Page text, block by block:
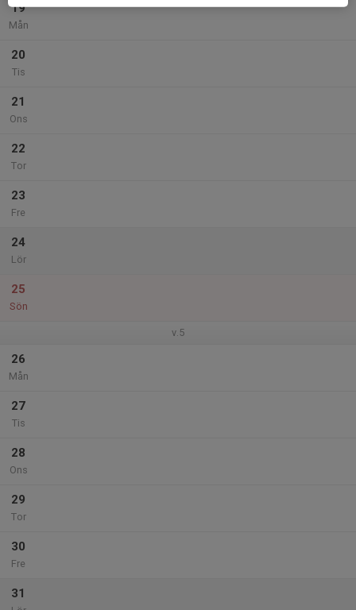
19
Mån
20
Tis
21
Ons
22
Tor
23
Fre
24
Lör
25
Sön
v.5
26
Mån
27
Tis
28
Ons
29
Tor
30
Fre
31